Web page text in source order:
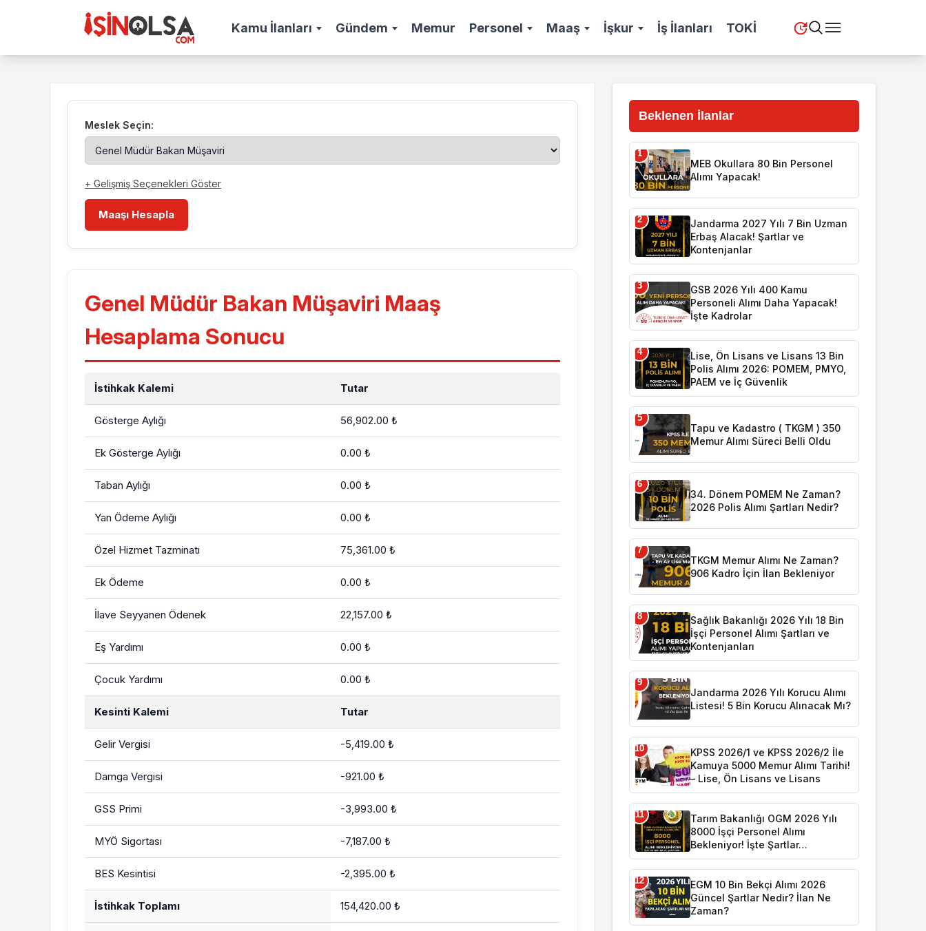
Kamu İlanları Gündem Memur Personel Maaş İşkur İş İlanları TOKİ
Meslek Seçin:
+ Gelişmiş Seçenekleri Göster
Maaşı Hesapla
Genel Müdür Bakan Müşaviri Maaş
Hesaplama Sonucu
İstihkak Kalemi Tutar
Gösterge Aylığı 56,902.00 ₺
Ek Gösterge Aylığı 0.00 ₺
Taban Aylığı 0.00 ₺
Yan Ödeme Aylığı 0.00 ₺
Özel Hizmet Tazminatı 75,361.00 ₺
Ek Ödeme 0.00 ₺
İlave Seyyanen Ödenek 22,157.00 ₺
Eş Yardımı 0.00 ₺
Çocuk Yardımı 0.00 ₺
Kesinti Kalemi Tutar
Gelir Vergisi -5,419.00 ₺
Damga Vergisi -921.00 ₺
GSS Primi -3,993.00 ₺
MYÖ Sigortası -7,187.00 ₺
BES Kesintisi -2,395.00 ₺
İstihkak Toplamı 154,420.00 ₺
Beklenen İlanlar
1
MEB Okullara 80 Bin Personel
Alımı Yapacak!
2
Jandarma 2027 Yılı 7 Bin Uzman
Erbaş Alacak! Şartlar ve
Kontenjanlar
3
GSB 2026 Yılı 400 Kamu
Personeli Alımı Daha Yapacak!
İşte Kadrolar
4
Lise, Ön Lisans ve Lisans 13 Bin
Polis Alımı 2026: POMEM, PMYO,
PAEM ve İç Güvenlik
5
Tapu ve Kadastro ( TKGM ) 350
Memur Alımı Süreci Belli Oldu
6
34. Dönem POMEM Ne Zaman?
2026 Polis Alımı Şartları Nedir?
7
TKGM Memur Alımı Ne Zaman?
906 Kadro İçin İlan Bekleniyor
8
Sağlık Bakanlığı 2026 Yılı 18 Bin
İşçi Personel Alımı Şartları ve
Kontenjanları
9
Jandarma 2026 Yılı Korucu Alımı
Listesi! 5 Bin Korucu Alınacak Mı?
10
KPSS 2026/1 ve KPSS 2026/2 İle
Kamuya 5000 Memur Alımı Tarihi!
– Lise, Ön Lisans ve Lisans
11
Tarım Bakanlığı OGM 2026 Yılı
8000 İşçi Personel Alımı
Bekleniyor! İşte Şartlar…
12
EGM 10 Bin Bekçi Alımı 2026
Güncel Şartlar Nedir? İlan Ne
Zaman?